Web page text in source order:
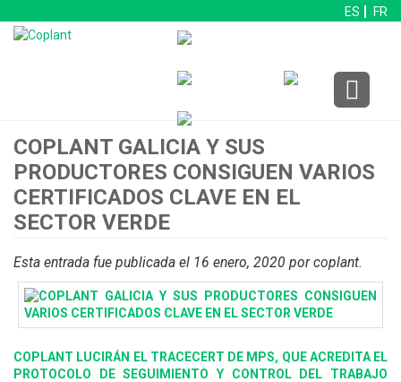
ES FR
COPLANT GALICIA Y SUS
PRODUCTORES CONSIGUEN VARIOS
CERTIFICADOS CLAVE EN EL
SECTOR VERDE
Esta entrada fue publicada el 16 enero, 2020 por coplant.
COPLANT LUCIRÁN EL TRACECERT DE MPS, QUE ACREDITA EL
PROTOCOLO DE SEGUIMIENTO Y CONTROL DEL TRABAJO